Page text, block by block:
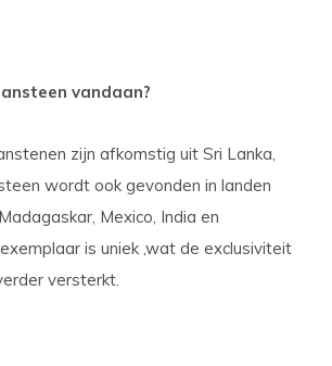
vandaan?
zijn afkomstig uit Sri Lanka,
wordt ook gevonden in landen
Mexico, India en
is uniek ,wat de exclusiviteit
versterkt.